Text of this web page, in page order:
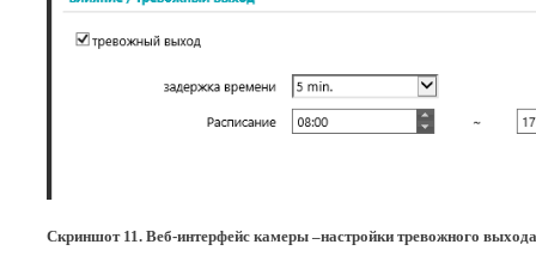
Скриншот 11. Веб-интерфейс камеры –настройки тревожного выхода